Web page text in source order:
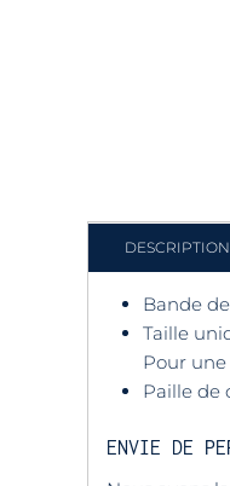
DESCRIPTION
Bande
Taille
Pour
Paille de
ENVIE DE